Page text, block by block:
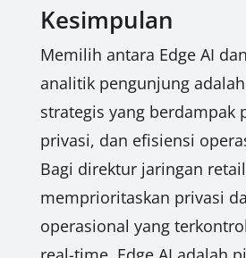
Kesimpulan
Memilih antara Edge AI
analitik pengunjung
strategis yang berdampak
privasi, dan efisiensi
Bagi direktur jaringan
memprioritaskan privasi
operasional yang